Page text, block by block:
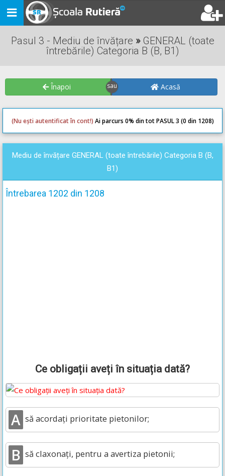
Toggle
navigation
Pasul 3 - Mediu de învățare »GENERAL (toate
întrebările) Categoria B (B, B1)
Înapoi Acasă
(Nu ești autentificat în cont!) Ai parcurs 0% din tot PASUL 3 (0 din 1208)
0
Mediu de învățare GENERAL (toate întrebările) Categoria B (B,
B1)
Întrebarea 1202 din 1208
Ce obligații aveți în situația dată?
A să acordați prioritate pietonilor;
B să claxonați, pentru a avertiza pietonii;